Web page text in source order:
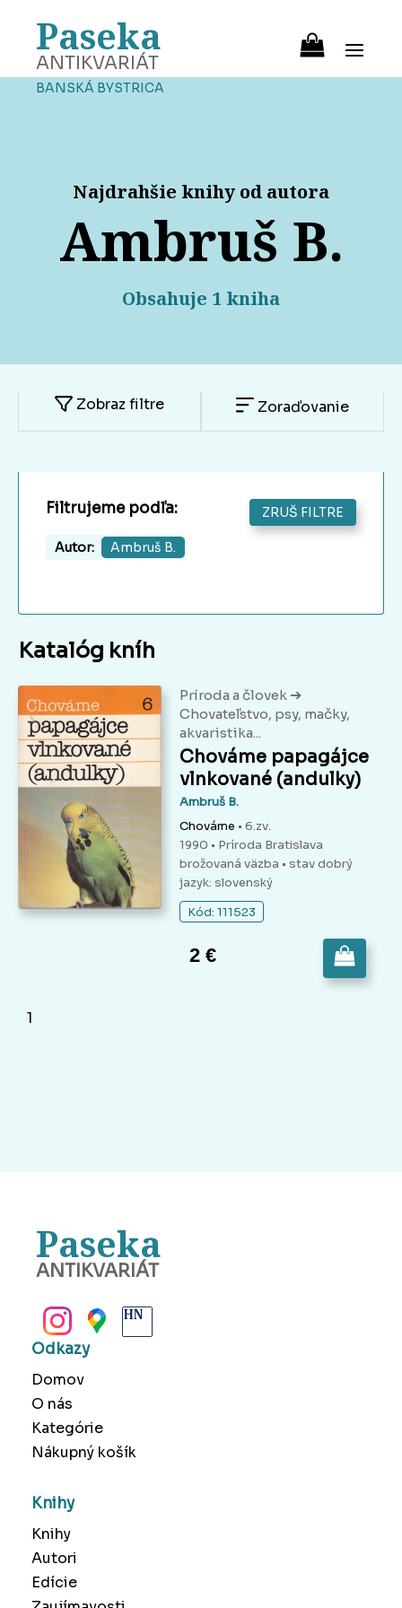
Paseka
ANTIKVARIÁT
BANSKÁ BYSTRICA
Najdrahšie knihy od autora
Ambruš B.
Obsahuje 1 kniha
Zobraz filtre Zoraďovanie
Filtrujeme podľa: ZRUŠ FILTRE
Autor: Ambruš B.
Katalóg kníh
Príroda a človek ➔
Chovateľstvo, psy, mačky,
akvaristika...
Chováme papagájce
vlnkované (andulky)
Ambruš B.
Chováme • 6.zv.
1990 • Príroda Bratislava
brožovaná väzba • stav dobrý
jazyk: slovenský
Kód: 111523
2 €
1
Paseka
ANTIKVARIÁT
Odkazy
Domov
O nás
Kategórie
Nákupný košík
Knihy
Knihy
Autori
Edície